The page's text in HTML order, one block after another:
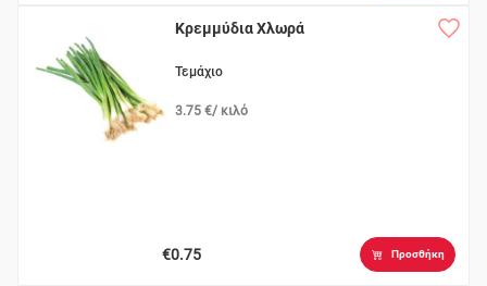
Κρεμμύδια Χλωρά
Τεμάχιο
3.75 €/ κιλό
€0.75 Προσθήκη